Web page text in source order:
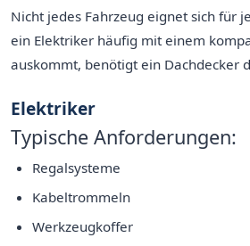
Nicht jedes Fahrzeug eignet sich für
ein Elektriker häufig mit einem
auskommt, benötigt ein Dachdecker
Elektriker
Typische Anforderungen:
Regalsysteme
Kabeltrommeln
Werkzeugkoffer